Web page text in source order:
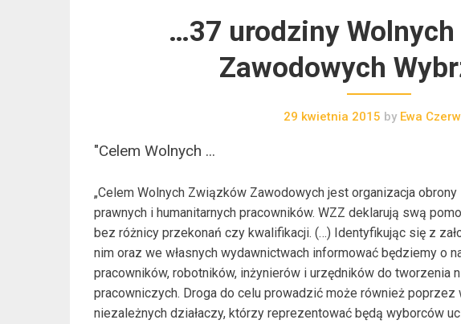
…37 urodziny
Zawodowych
29 kwietnia 2015 by Ewa
"Celem Wolnych ...
„Celem Wolnych Związków Zawodowych jest organizacja
prawnych i humanitarnych pracowników. WZZ deklarują swą
bez różnicy przekonań czy kwalifikacji. (…) Identyfikując się z
nim oraz we własnych wydawnictwach informować będziemy o
pracowników, robotników, inżynierów i urzędników do
pracowniczych. Droga do celu prowadzić może również poprzez
niezależnych działaczy, którzy reprezentować będą wyborców